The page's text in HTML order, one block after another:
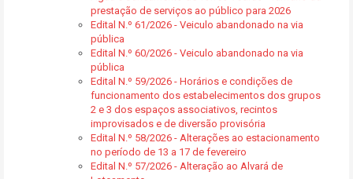
prestação de serviços ao público para 2026
Edital N.º 61/2026 - Veiculo abandonado na via
pública
Edital N.º 60/2026 - Veiculo abandonado na via
pública
Edital N.º 59/2026 - Horários e condições de
funcionamento dos estabelecimentos dos grupos
2 e 3 dos espaços associativos, recintos
improvisados e de diversão provisória
Edital N.º 58/2026 - Alterações ao estacionamento
no período de 13 a 17 de fevereiro
Edital N.º 57/2026 - Alteração ao Alvará de